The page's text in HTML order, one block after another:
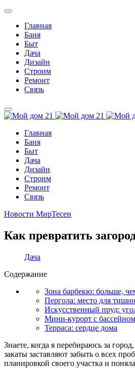
Главная
Баня
Быт
Дача
Дизайн
Строим
Ремонт
Связь
Главная
Баня
Быт
Дача
Дизайн
Строим
Ремонт
Связь
Новости МирТесен
Как превратить
Дача
Содержание
Зона барбекю: больше,
Пергола: место для
Искусственный пруд:
Мини-курорт с бассейном
Терраса: сердце дома
Знаете, когда я перебираюсь за
закаты заставляют забыть о всех
планировкой своего участка и